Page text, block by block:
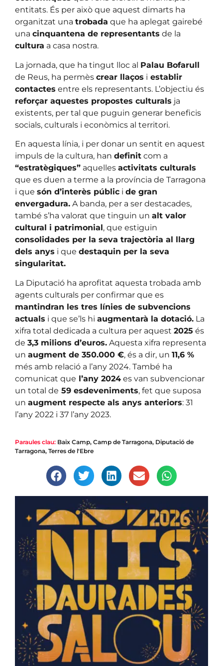
entitats. És per això que aquest dimarts ha
organitzat una trobada que ha aplegat gairebé
una cinquantena de representants de la
cultura a casa nostra.
La jornada, que ha tingut lloc al Palau Bofarull
de Reus, ha permès crear llaços i establir
contactes entre els representants. L’objectiu és
reforçar aquestes propostes culturals ja
existents, per tal que puguin generar beneficis
socials, culturals i econòmics al territori.
En aquesta línia, i per donar un sentit en aquest
impuls de la cultura, han definit com a
“estratègiques” aquelles activitats culturals
que es duen a terme a la província de Tarragona
i que són d’interès públic i de gran
envergadura. A banda, per a ser destacades,
també s’ha valorat que tinguin un alt valor
cultural i patrimonial, que estiguin
consolidades per la seva trajectòria al llarg
dels anys i que destaquin per la seva
singularitat.
La Diputació ha aprofitat aquesta trobada amb
agents culturals per confirmar que es
mantindran les tres línies de subvencions
actuals i que se’ls hi augmentarà la dotació. La
xifra total dedicada a cultura per aquest 2025 és
de 3,3 milions d’euros. Aquesta xifra representa
un augment de 350.000 €, és a dir, un 11,6 %
més amb relació a l’any 2024. També ha
comunicat que l’any 2024 es van subvencionar
un total de 59 esdeveniments, fet que suposa
un augment respecte als anys anteriors: 31
l’any 2022 i 37 l’any 2023.
Paraules clau: Baix Camp, Camp de Tarragona, Diputació de
Tarragona, Terres de l'Ebre